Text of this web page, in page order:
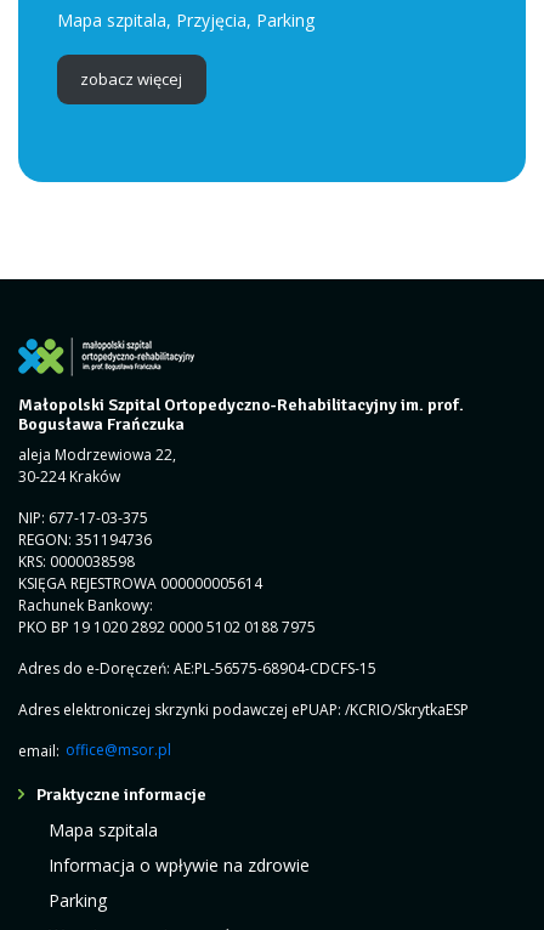
Mapa szpitala, Przyjęcia, Parking
zobacz więcej
Małopolski Szpital Ortopedyczno-Rehabilitacyjny im. prof.
Bogusława Frańczuka
aleja Modrzewiowa 22,
30-224 Kraków
NIP: 677-17-03-375
REGON: 351194736
KRS: 0000038598
KSIĘGA REJESTROWA 000000005614
Rachunek Bankowy:
PKO BP 19 1020 2892 0000 5102 0188 7975
Adres do e-Doręczeń: AE:PL-56575-68904-CDCFS-15
Adres elektroniczej skrzynki podawczej ePUAP: /KCRIO/SkrytkaESP
email: office@msor.pl
Praktyczne informacje
Mapa szpitala
Informacja o wpływie na zdrowie
Parking